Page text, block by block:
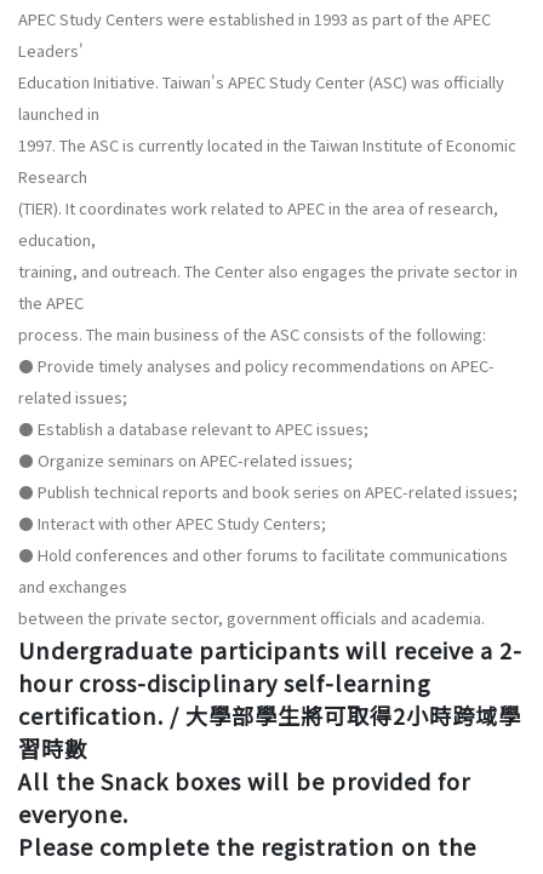
APEC Study Centers were established in 1993 as part of the APEC
Leaders'
Education Initiative. Taiwan's APEC Study Center (ASC) was officially
launched in
1997. The ASC is currently located in the Taiwan Institute of Economic
Research
(TIER). It coordinates work related to APEC in the area of research,
education,
training, and outreach. The Center also engages the private sector in
the APEC
process. The main business of the ASC consists of the following:
⚫ Provide timely analyses and policy recommendations on APEC-
related issues;
⚫ Establish a database relevant to APEC issues;
⚫ Organize seminars on APEC-related issues;
⚫ Publish technical reports and book series on APEC-related issues;
⚫ Interact with other APEC Study Centers;
⚫ Hold conferences and other forums to facilitate communications
and exchanges
between the private sector, government officials and academia.
Undergraduate participants will receive a 2-
hour cross-disciplinary self-learning
certification. / 大學部學生將可取得2小時跨域學
習時數
All the Snack boxes will be provided for
everyone.
Please complete the registration on the